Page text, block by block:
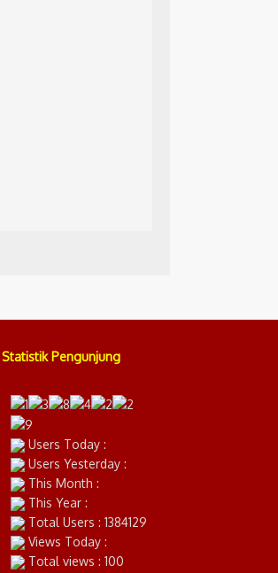
Statistik Pengunjung
Users Today :
Users Yesterday :
This Month :
This Year :
Total Users : 1384129
Views Today :
Total views : 100